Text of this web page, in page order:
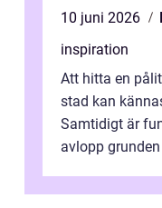
10 juni 2026
inspiration
Att hitta en
stad kan
Samtidigt är
avlopp